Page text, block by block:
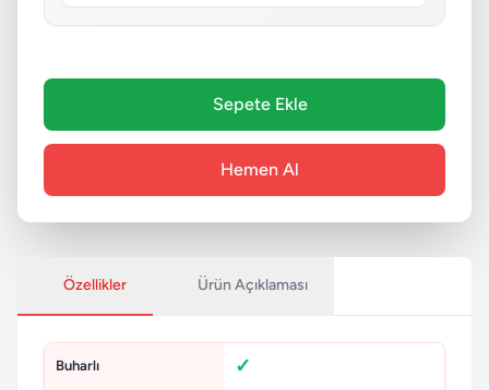
Sepete Ekle
Hemen Al
Özellikler Ürün Açıklaması
Buharlı